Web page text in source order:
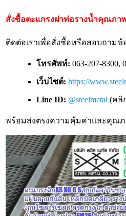
สั่งซื้อตะแกรงฝาท่อรางน้ำคุณภา
ติดต่อเราเพื่อสั่งซื้อหรือสอบถามข้
โทรศัพท์: 063-207-8300,
เว็บไซต์: https://
Line ID: @steelmetal (คลิ
พร้อมส่งตรงความคุ้มค่าและคุณ